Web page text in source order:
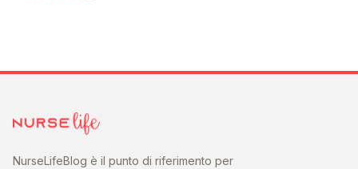
NurseLifeBlog è il punto di riferimento per